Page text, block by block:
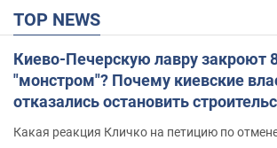
TOP NEWS
Киево-Печерскую лавру закроют
"монстром"? Почему киевские
отказались остановить
небоскреба "московского
Какая реакция Кличко на петицию по